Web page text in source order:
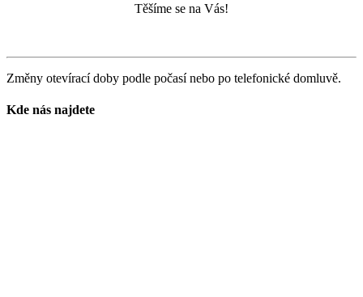
Těšíme se na Vás!
Změny otevírací doby podle počasí nebo po telefonické domluvě.
Kde nás najdete